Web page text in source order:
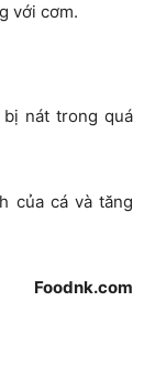
với cơm.
nát trong quá
của cá và tăng
Foodnk.com